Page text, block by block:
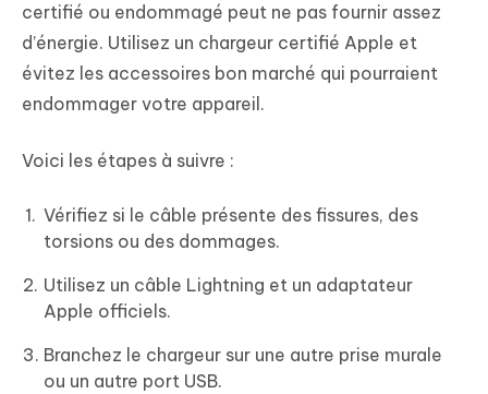
certifié ou endommagé peut ne pas fournir assez
d’énergie. Utilisez un chargeur certifié Apple et
évitez les accessoires bon marché qui pourraient
endommager votre appareil.
Voici les étapes à suivre :
Vérifiez si le câble présente des fissures, des
torsions ou des dommages.
Utilisez un câble Lightning et un adaptateur
Apple officiels.
Branchez le chargeur sur une autre prise murale
ou un autre port USB.